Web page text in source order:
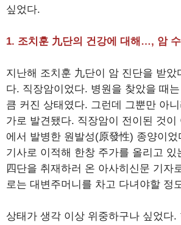
싶었다.
1. 조치훈 九단의 건강에 대해…, 암
지난해 조치훈 九단이 암 진단을 받았
다. 직장암이었다. 병원을 찾았을 때
큼 커진 상태였다. 그런데 그뿐만 아
가로 발견됐다. 직장암이 전이된 것이
에서 발병한 원발성(原發性) 종양이
기사로 이적해 한창 주가를 올리고 있
四단을 취재하러 온 아사히신문 기자
로는 대변주머니를 차고 다녀야할 정
상태가 생각 이상 위중하구나 싶었다.